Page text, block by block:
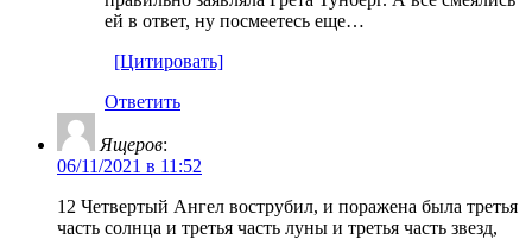
ей в ответ, ну посмеетесь еще…
[Цитировать]
Ответить
Ящеров:
06/11/2021 в 11:52
12 Четвертый Ангел вострубил, и поражена была третья
часть солнца и третья часть луны и третья часть звезд,